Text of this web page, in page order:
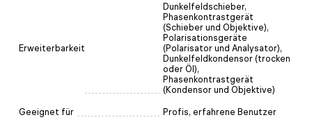
Erweiterbarkeit
Dunkelfeldschieber,
Phasenkontrastgerät
(Schieber und Objektive),
Polarisationsgeräte
(Polarisator und Analysator),
Dunkelfeldkondensor (trocken
oder Öl),
Phasenkontrastgerät
(Kondensor und Objektive)
Geeignet für Profis, erfahrene Benutzer